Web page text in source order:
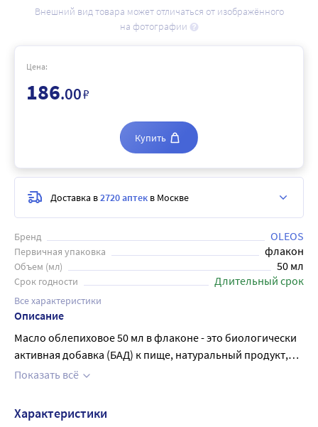
Внешний вид товара может отличаться от изображённого
на фотографии
Бренд OLEOS
Первичная упаковка флакон
Объем (мл) 50 мл
Срок годности Длительный срок
Все характеристики
Описание
Масло облепиховое 50 мл в флаконе - это биологически
активная добавка (БАД) к пище, натуральный продукт,
который состоит из 100% масла плодов облепихи
богатейший источник разнообразных витаминов,
антиоксидантов и жирных кислот, по содержанию
Показать всё
Цена:
186.00₽
Купить
Доставка в2720 аптек в Москве
Характеристики